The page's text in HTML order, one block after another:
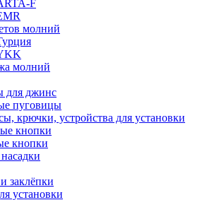
F
молний
молний
для джинс
пуговицы
крючки, устройства для установки
кнопки
кнопки
заклёпки
установки